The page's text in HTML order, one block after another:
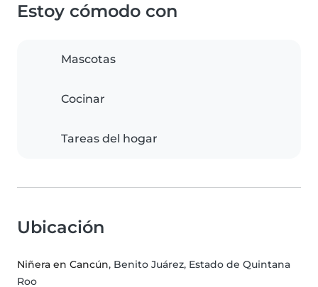
Estoy cómodo con
Mascotas
Cocinar
Tareas del hogar
Ubicación
Niñera en Cancún, Benito Juárez, Estado de Quintana
Roo